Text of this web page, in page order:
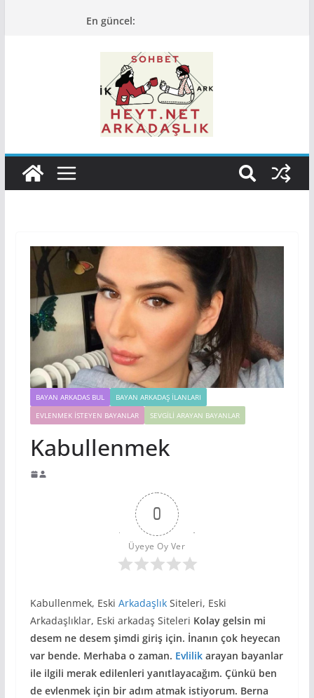
En güncel:
BAYAN ARKADAS BUL
BAYAN ARKADAŞ İLANLARI
EVLENMEK İSTEYEN BAYANLAR
SEVGILI ARAYAN BAYANLAR
Kabullenmek
0
Üyeye Oy Ver
Kabullenmek, Eski ArkadaşlıkSiteleri, Eski
Arkadaşlıklar, Eski arkadaş Siteleri Kolay gelsin mi
desem ne desem şimdi giriş için. İnanın çok heyecan
var bende. Merhaba o zaman. Evlilikarayan bayanlar
ile ilgili merak edilenleri yanıtlayacağım. Çünkü ben
de evlenmek için bir adım atmak istiyorum. Berna